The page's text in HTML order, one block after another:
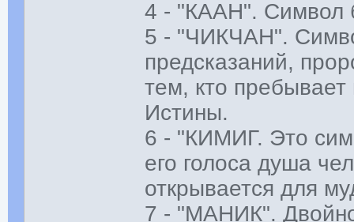
4 - "КААН". Символ
5 - "ЧИКЧАН".
предсказаний,
тем, кто пребывает
Истины.
6 - "КИМИГ. Это
его голоса душа
открывается для
7 - "МАНИК".